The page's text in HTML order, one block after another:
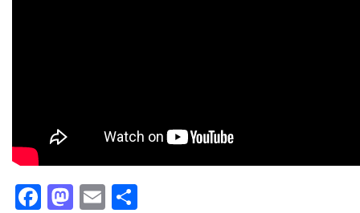
Facebook
Mastodon
Email